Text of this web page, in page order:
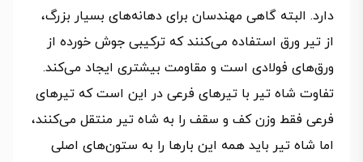
دارد. البته گاهی مهندسان برای دهانه‌های بسیار بزرگ،
از تیر ورق استفاده می‌کنند که ترکیبی جوش‌ خورده از
ورق‌های فولادی است و مقاومت بیشتری ایجاد می‌کند.
تفاوت شاه تیر با تیرهای فرعی در این است که تیرهای
فرعی فقط وزن کف و سقف را به شاه تیر منتقل می‌کنند،
اما شاه تیر باید همه این بارها را به ستون‌های اصلی